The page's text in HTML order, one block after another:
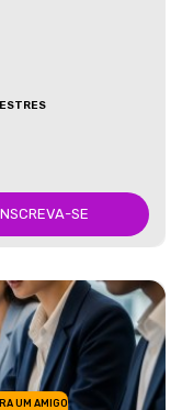
SE
UM AMIGO